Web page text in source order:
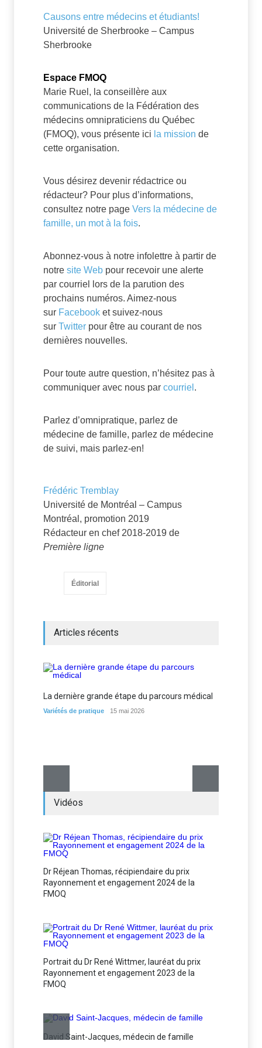
Causons entre médecins et étudiants!
Université de Sherbrooke – Campus
Sherbrooke
Espace FMOQ
Marie Ruel, la conseillère aux
communications de la Fédération des
médecins omnipraticiens du Québec
(FMOQ), vous présente ici la mission de
cette organisation.
Vous désirez devenir rédactrice ou
rédacteur? Pour plus d’informations,
consultez notre page Vers la médecine de
famille, un mot à la fois.
Abonnez-vous à notre infolettre à partir de
notre site Web pour recevoir une alerte
par courriel lors de la parution des
prochains numéros. Aimez-nous
sur Facebook et suivez-nous
sur Twitter pour être au courant de nos
dernières nouvelles.
Pour toute autre question, n’hésitez pas à
communiquer avec nous par courriel .
Parlez d’omnipratique, parlez de
médecine de famille, parlez de médecine
de suivi, mais parlez-en!
Frédéric Tremblay
Université de Montréal – Campus
Montréal, promotion 2019
Rédacteur en chef 2018-2019 de
Première ligne
Éditorial
Articles récents
La dernière grande étape du parcours médical
Variétés de pratique 15 mai 2026
Vidéos
Dr Réjean Thomas, récipiendaire du prix
Rayonnement et engagement 2024 de la
FMOQ
Portrait du Dr René Wittmer, lauréat du prix
Rayonnement et engagement 2023 de la
FMOQ
David Saint-Jacques, médecin de famille